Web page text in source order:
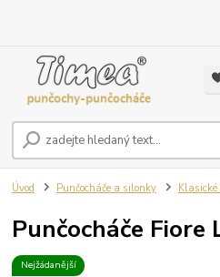
Úvod Punčocháče a silonky
Punčocháče Fiore
Nejžádanější